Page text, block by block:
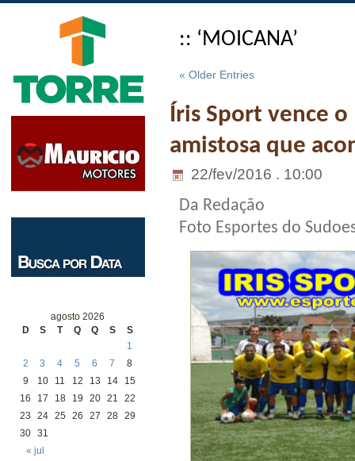
agosto 2026
D
S T Q Q S S
« jul
1
2
3 4 5 6 7
8
9
10 11 12 13 14
15
16
17 18 19 20 21
22
23
24 25 26 27 28 29
30 31
:: ‘MOICANA’
« Older Entries
Íris Sport vence
amistosa que
22/fev/2016 . 10:00
Da Redação
Foto Esportes do